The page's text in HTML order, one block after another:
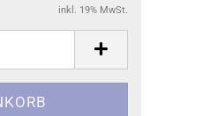
inkl. 19% MwSt.